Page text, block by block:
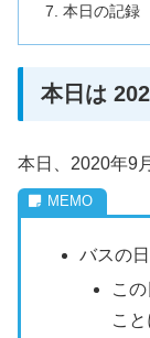
本日の記録
本日は
本日、2020年9
バスの日
こ
こ